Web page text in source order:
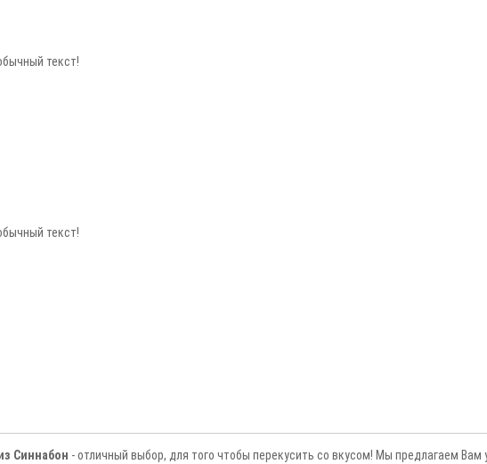
текст!
текст!
Синнабон - отличный выбор, для того чтобы перекусить со вкусом! Мы предлагаем Вам